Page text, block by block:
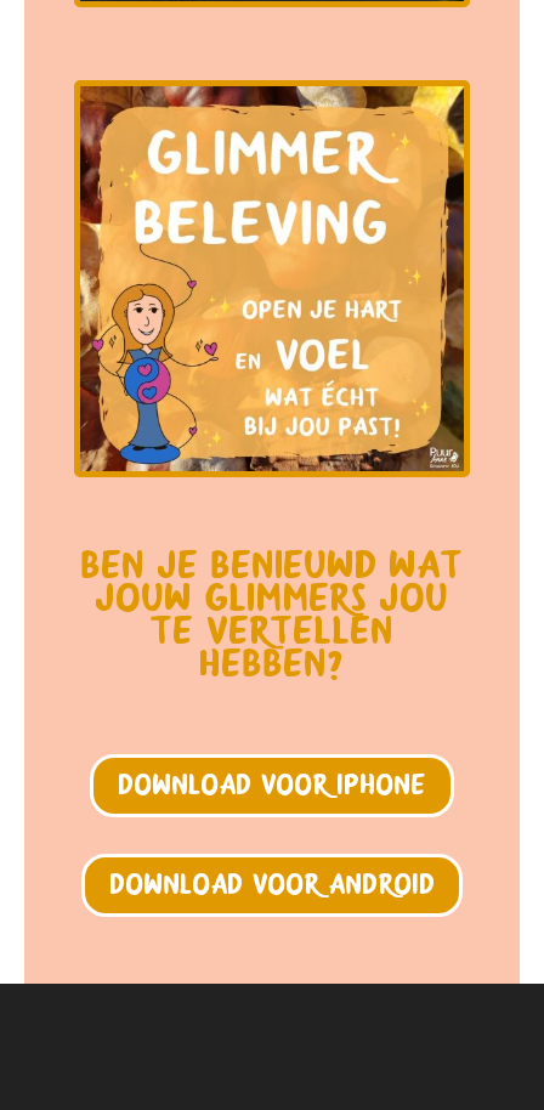
Ben je benieuwd wat
jouw Glimmers jou
te vertellen
hebben?
Download voor Iphone
Download voor Android